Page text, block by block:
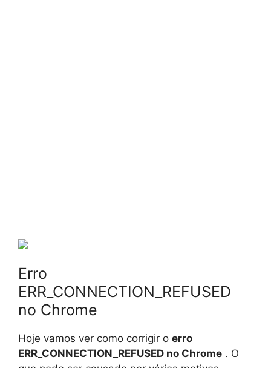
Erro
ERR_CONNECTION_REFUSED
no Chrome
Hoje vamos ver como corrigir o erro
ERR_CONNECTION_REFUSED no Chrome . O